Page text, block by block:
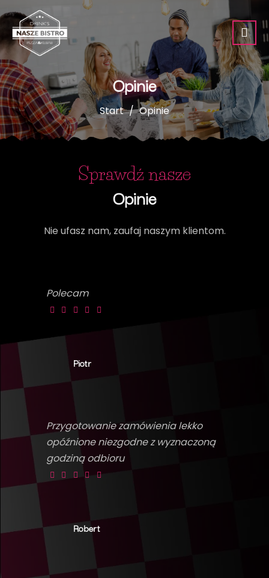
Opinie
Start Opinie
Sprawdź nasze
Opinie
Nie ufasz nam, zaufaj naszym klientom.
Polecam
Piotr
Przygotowanie zamówienia lekko
opóźnione niezgodne z wyznaczoną
godziną odbioru
Robert